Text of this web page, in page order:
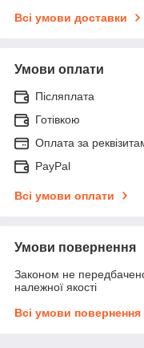
Всі умови доставки
Умови оплати
Післяплата
Готівкою
Оплата за
PayPal
Всі умови оплати
Умови повернення
Законом не
належної якості
Всі умови повернення